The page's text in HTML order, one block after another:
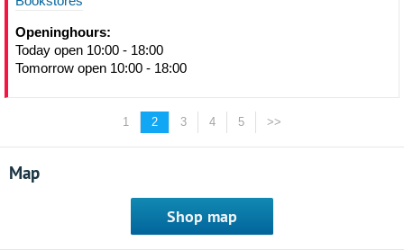
Openinghours:
Today open 10:00 - 18:00
Tomorrow open 10:00 - 18:00
1 2 3 4 5 >>
Map
Shop map